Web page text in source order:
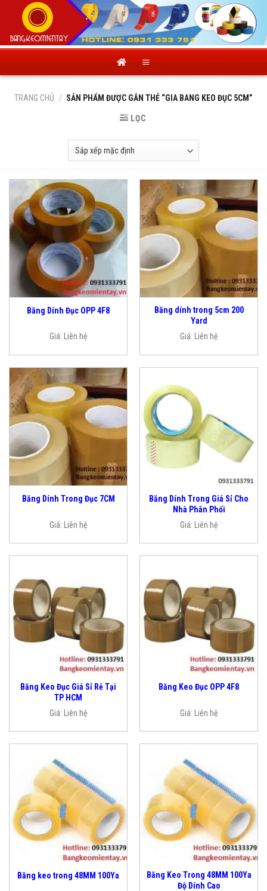
content
TRANG CHỦ / SẢN PHẨM ĐƯỢC GẮN THẺ “GIA BANG KEO ĐỤC 5CM”
LỌC
Băng Dính Đục OPP 4F8
Giá: Liên hệ
Băng dính trong 5cm 200
Yard
Giá: Liên hệ
Băng Dính Trong Đục 7CM
Giá: Liên hệ
Băng Dính Trong Giá Sỉ Cho
Nhà Phân Phối
Giá:
Liên hệ
Băng Keo Đục Giá Sỉ Rẻ Tại
TP HCM
Giá:
Liên hệ
Băng Keo Đục OPP 4F8
Giá: Liên hệ
Băng keo trong 48MM 100Ya
Băng Keo Trong 48MM 100Ya
Độ Dính Cao